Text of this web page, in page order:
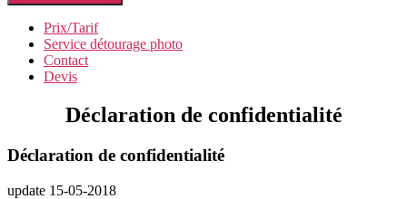
Prix/Tarif
Service détourage photo
Contact
Devis
Déclaration de confidentialité
Déclaration de confidentialité
update 15-05-2018